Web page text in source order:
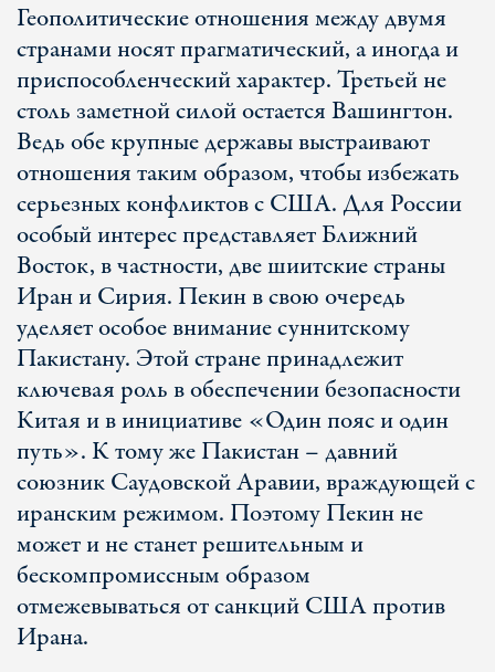
Геополитические отношения между двумя
странами носят прагматический, а иногда и
приспособленческий характер. Третьей не
столь заметной силой остается Вашингтон.
Ведь обе крупные державы выстраивают
отношения таким образом, чтобы избежать
серьезных конфликтов с США. Для России
особый интерес представляет Ближний
Восток, в частности, две шиитские страны
Иран и Сирия. Пекин в свою очередь
уделяет особое внимание суннитскому
Пакистану. Этой стране принадлежит
ключевая роль в обеспечении безопасности
Китая и в инициативе «Один пояс и один
путь». К тому же Пакистан – давний
союзник Саудовской Аравии, враждующей с
иранским режимом. Поэтому Пекин не
может и не станет решительным и
бескомпромиссным образом
отмежевываться от санкций США против
Ирана.